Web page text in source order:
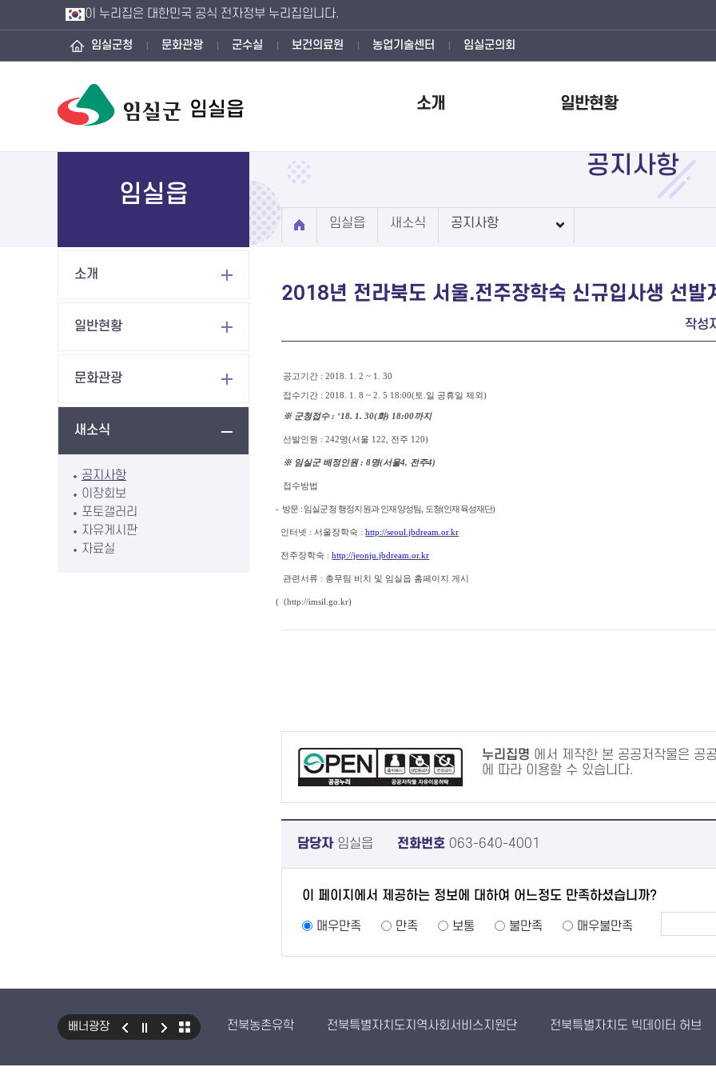
이 누리집은 대한민국 공식 전자정부 누리집입니다.
임실군청 문화관광 군수실 보건의료원 농업기술센터 임실군의회
임실읍 소개 일반현황
임실읍
소개
일반현황
문화관광
새소식
공지사항
이장회보
포토갤러리
자유게시판
자료실
공지사항
임실읍 새소식 공지사항
2018년 전라북도 서울.전주장학숙 신규입사생 선발
작성
공고기간 : 2018. 1. 2 ~ 1. 30
접수기간 : 2018. 1. 8 ~ 2. 5 18:00(토 일 공휴일 제외)
※ 군청접수: ‘18. 1. 30(화) 18:00까지
선발인원 : 242명(서울 122, 전주 120)
※ 임실군 배정인원: 8명(서울4, 전주4)
접수방법
- 방문 : 임실군청 행정지원과 인재양성팀 도청(인재육성재단)
인터넷 : 서울장학숙 :http://seoul.jbdream.or.kr
전주장학숙 :http://jeonju.jbdream.or.kr
관련서류 : 총무팀 비치 및 임실읍 홈페이지 게시
( (http://imsil.go.kr)
누리집명 에서 제작한 본 공공저작물은 공
에 따라 이용할 수 있습니다.
담당자임실읍 전화번호 063-640-4001
이 페이지에서 제공하는 정보에 대하여 어느정도 만족하셨습니까?
매우만족 만족 보통 불만족 매우불만족
배너광장 전북농촌유학 전북특별자치도지역사회서비스지원단 전북특별자치도 빅데이터 허브